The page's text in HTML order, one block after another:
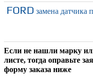
FORD замена датчика
Если не нашли марку
листе, тогда оправьте
форму заказа ниже